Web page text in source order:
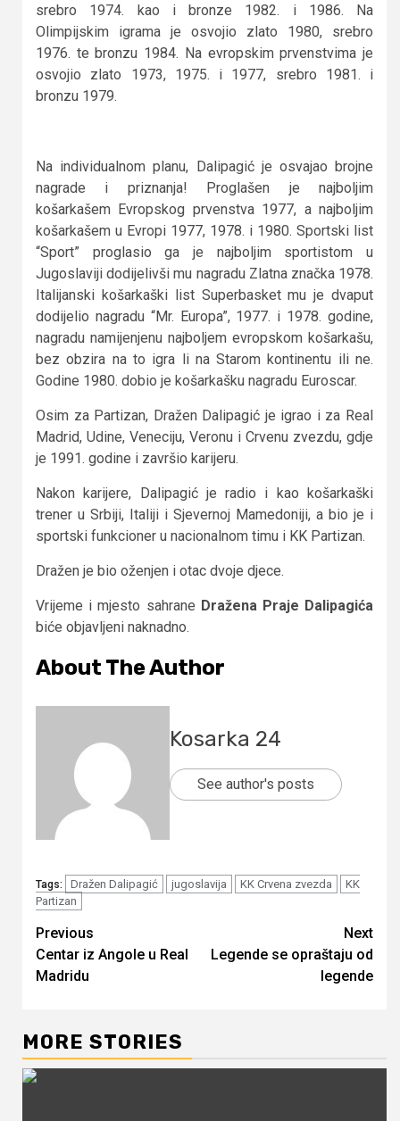
srebro 1974. kao i bronze 1982. i 1986. Na
Olimpijskim igrama je osvojio zlato 1980, srebro
1976. te bronzu 1984. Na evropskim prvenstvima je
osvojio zlato 1973, 1975. i 1977, srebro 1981. i
bronzu 1979.
Na individualnom planu, Dalipagić je osvajao brojne
nagrade i priznanja! Proglašen je najboljim
košarkašem Evropskog prvenstva 1977, a najboljim
košarkašem u Evropi 1977, 1978. i 1980. Sportski list
“Sport” proglasio ga je najboljim sportistom u
Jugoslaviji dodijelivši mu nagradu Zlatna značka 1978.
Italijanski košarkaški list Superbasket mu je dvaput
dodijelio nagradu “Mr. Europa”, 1977. i 1978. godine,
nagradu namijenjenu najboljem evropskom košarkašu,
bez obzira na to igra li na Starom kontinentu ili ne.
Godine 1980. dobio je košarkašku nagradu Euroscar.
Osim za Partizan, Dražen Dalipagić je igrao i za Real
Madrid, Udine, Veneciju, Veronu i Crvenu zvezdu, gdje
je 1991. godine i završio karijeru.
Nakon karijere, Dalipagić je radio i kao košarkaški
trener u Srbiji, Italiji i Sjevernoj Mamedoniji, a bio je i
sportski funkcioner u nacionalnom timu i KK Partizan.
Dražen je bio oženjen i otac dvoje djece.
Vrijeme i mjesto sahrane Dražena Praje Dalipagića
biće objavljeni naknadno.
About The Author
Kosarka 24
See author's posts
Tags: Dražen Dalipagić jugoslavija KK Crvena zvezda
KK
Partizan
Continue
Reading
Previous
Centar iz Angole u Real
Madridu
Next
Legende se opraštaju od
legende
MORE STORIES